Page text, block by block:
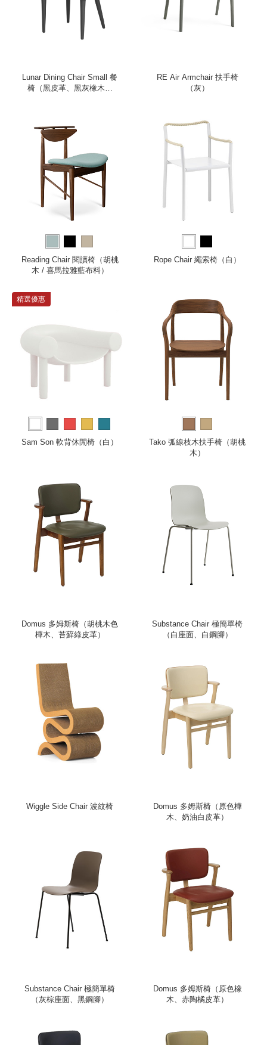
Lunar Dining Chair Small 餐
椅（黑皮革、黑灰橡木椅
RE Air Armchair 扶手椅
（灰）
Reading Chair 閱讀椅（胡桃
木 / 喜馬拉雅藍布料）
Rope Chair 繩索椅（白）
精選優惠
Sam Son 軟背休閒椅（白）
Tako 弧線枝木扶手椅（胡桃
木）
Domus 多姆斯椅（胡桃木色
樺木、苔蘚綠皮革）
Substance Chair 極簡單椅
（白座面、白鋼腳）
Wiggle Side Chair 波紋椅
Domus 多姆斯椅（原色樺
木、奶油白皮革）
Substance Chair 極簡單椅
（灰棕座面、黑鋼腳）
Domus 多姆斯椅（原色橡
木、赤陶橘皮革）